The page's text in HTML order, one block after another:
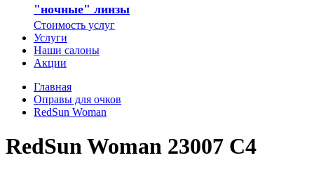
"ночные" линзы
Стоимость услуг
Услуги
Наши салоны
Акции
Главная
Оправы для очков
RedSun Woman
RedSun Woman 23007 C4